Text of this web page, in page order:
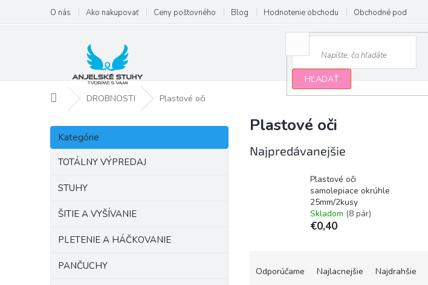
obsah
O nás Ako nakupovať Ceny poštovného Blog Hodnotenie obchodu Obchodné podmienky
HĽADAŤ
DomovDROBNOSTI Plastové oči
B
č
Preskočiť
kategórie
Kategórie
TOTÁLNY VÝPREDAJ
STUHY
ŠITIE A VYŠÍVANIE
PLETENIE A HÁČKOVANIE
PANČUCHY
Plastové oči
Najpredávanejšie
Plastové oči
samolepiace okrúhle
25mm/2kusy
Skladom (8 pár)
€0,40
Odporúčame Najlacnejšie Najdrahšie